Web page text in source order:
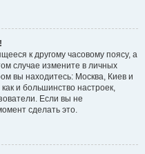
к другому часовому поясу, а
случае измените в личных
вы находитесь: Москва, Киев и
и большинство настроек,
Если вы не
сделать это.